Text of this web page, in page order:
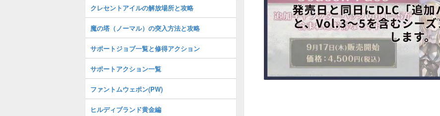
クレセントアイルの解放場所と攻略
魔の塔（ノーマル）の突入方法と攻略
サポートジョブ一覧と修得アクション
サポートアクション一覧
ファントムウェポン(PW)
ヒルディブランド黄金編